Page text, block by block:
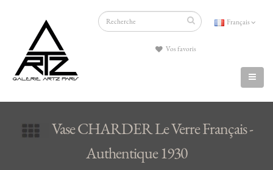
Français
Vos favoris
Vase CHARDER Le Verre Français -
Authentique 1930